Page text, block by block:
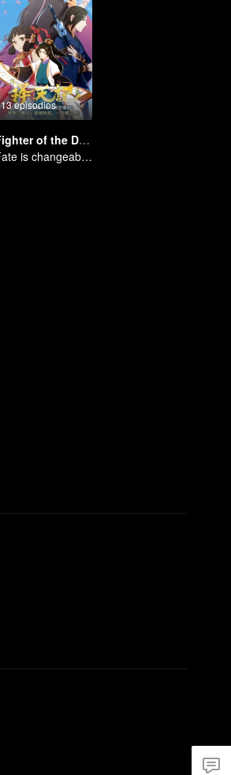
13 episodios
Fighter of the Destiny SS1
Fate is changeable, change one's fate against heaven